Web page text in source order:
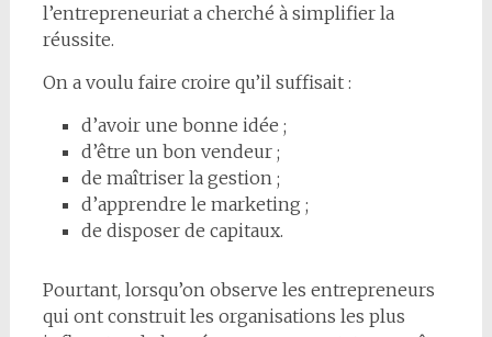
l’entrepreneuriat a cherché à simplifier la
réussite.
On a voulu faire croire qu’il suffisait :
d’avoir une bonne idée ;
d’être un bon vendeur ;
de maîtriser la gestion ;
d’apprendre le marketing ;
de disposer de capitaux.
Pourtant, lorsqu’on observe les entrepreneurs
qui ont construit les organisations les plus